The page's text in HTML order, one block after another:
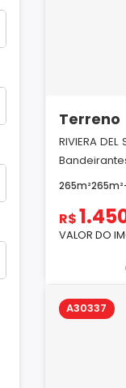
Terreno
RIVIERA
265m²265m²
R$
VALOR DO
A30337